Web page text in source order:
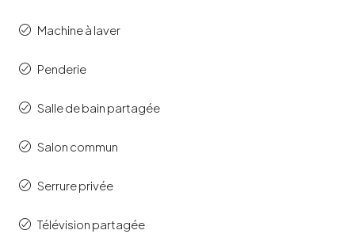
Machine à laver
Penderie
Salle de bain partagée
Salon commun
Serrure privée
Télévision partagée